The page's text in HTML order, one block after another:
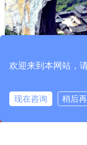
欢迎来到本网站，
现在咨询 稍后